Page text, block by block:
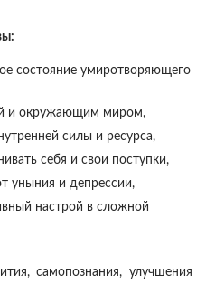
состояние умиротворяющего
и окружающим миром,
силы и ресурса,
себя и свои поступки,
уныния и депрессии,
настрой в сложной
самопознания, улучшения